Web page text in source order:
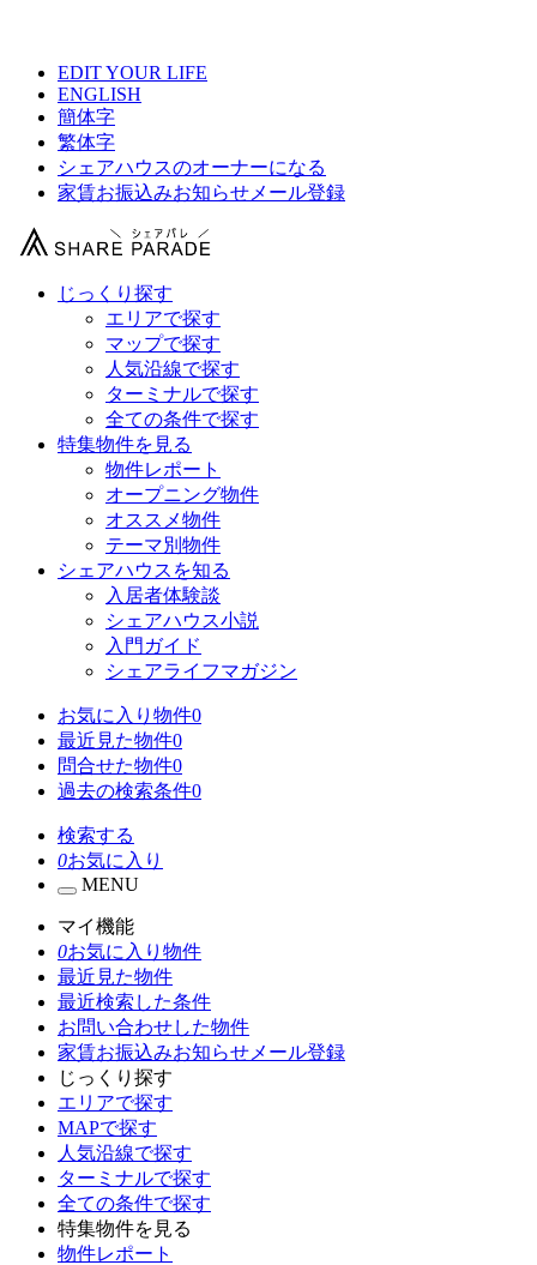
EDIT YOUR LIFE
ENGLISH
簡体字
繁体字
シェアハウスのオーナーになる
家賃お振込みお知らせメール登録
じっくり探す
エリアで探す
マップで探す
人気沿線で探す
ターミナルで探す
全ての条件で探す
特集物件を見る
物件レポート
オープニング物件
オススメ物件
テーマ別物件
シェアハウスを知る
入居者体験談
シェアハウス小説
入門ガイド
シェアライフマガジン
お気に入り物件0
最近見た物件0
問合せた物件0
過去の検索条件0
検索する
0お気に入り
MENU
マイ機能
0お気に入り物件
最近見た物件
最近検索した条件
お問い合わせした物件
家賃お振込みお知らせメール登録
じっくり探す
エリアで探す
MAPで探す
人気沿線で探す
ターミナルで探す
全ての条件で探す
特集物件を見る
物件レポート